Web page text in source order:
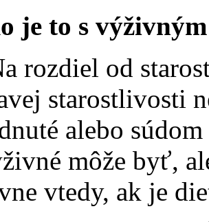
je to s
rozdiel od
starostlivosti
alebo
môže byť,
vtedy, ak je